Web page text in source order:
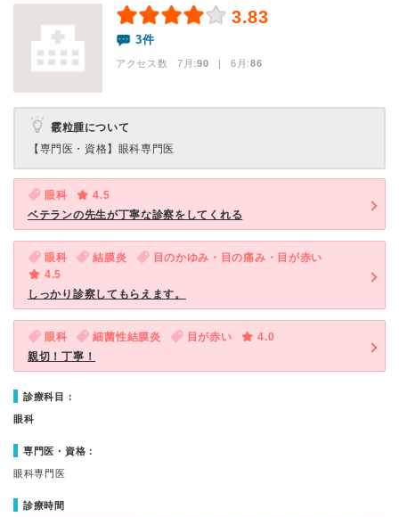
3.83
3件
アクセス数 7月:90 | 6月:86
霰粒腫について
【専門医・資格】 眼科専門医
眼科
4.5
ベテランの先生が丁寧な診察をしてくれる
眼科 結膜炎
目のかゆみ・目の痛み・目が赤い
4.5
しっかり診察してもらえます。
眼科 細菌性結膜炎 目が赤い
4.0
親切！丁寧！
診療科目：
眼科
専門医・資格：
眼科専門医
診療時間